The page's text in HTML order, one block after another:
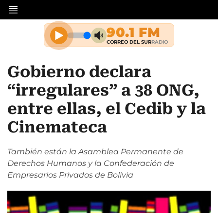
Gobierno declara
“irregulares” a 38 ONG,
entre ellas, el Cedib y la
Cinemateca
También están la Asamblea Permanente de
Derechos Humanos y la Confederación de
Empresarios Privados de Bolivia